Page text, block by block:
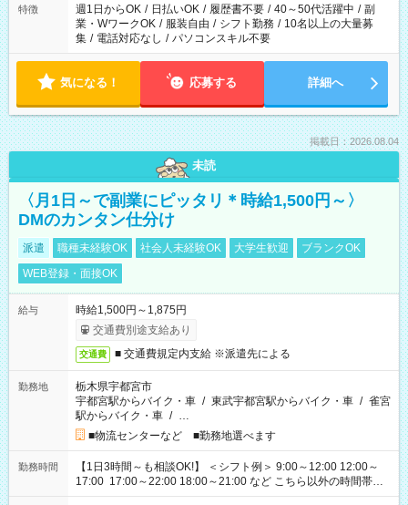
特徴 週1日からOK / 日払いOK / 履歴書不要 / 40～50代活躍中 / 副
業・WワークOK / 服装自由 / シフト勤務 / 10名以上の大量募
集 / 電話対応なし / パソコンスキル不要
気になる！ 応募する 詳細へ
掲載日：2026.08.04
未読
〈月1日～で副業にピッタリ＊時給1,500円～〉
DMのカンタン仕分け
派遣 職種未経験OK 社会人未経験OK 大学生歓迎
ブランクOK
WEB登録・面接OK
給与
時給1,500円～1,875円
交通費別途支給あり
交通費 ■ 交通費規定内支給 ※派遣先による
勤務地
栃木県宇都宮市
宇都宮駅からバイク・車 / 東武宇都宮駅からバイク・車 / 雀宮
駅からバイク・車 / …
■物流センターなど ■勤務地選べます
勤務時間
【1日3時間～も相談OK!】 ＜シフト例＞ 9:00～12:00 12:00～
17:00 17:00～22:00 18:00～21:00 など こちら以外の時間帯も
お気軽にご相談ください！